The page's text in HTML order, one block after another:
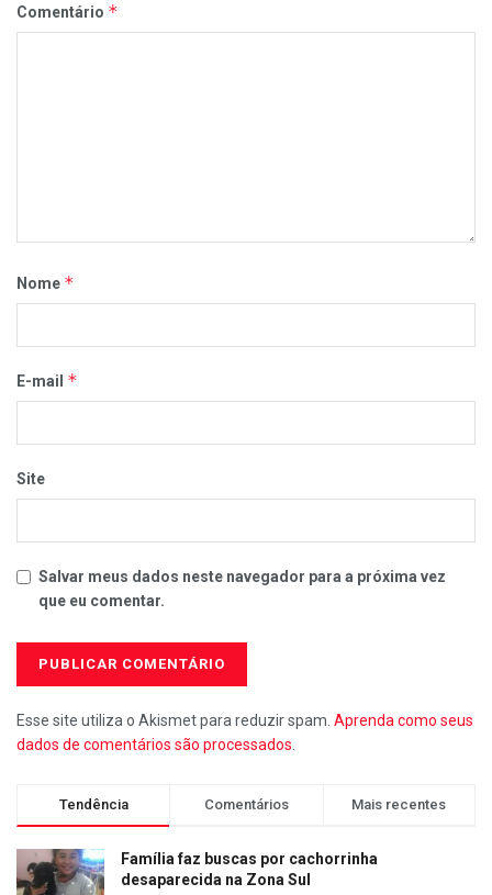
Comentário *
Nome *
E-mail *
Site
Salvar meus dados neste navegador para a próxima vez
que eu comentar.
Esse site utiliza o Akismet para reduzir spam. Aprenda como seus
dados de comentários são processados
Tendência Comentários Mais recentes
Família faz buscas por cachorrinha
desaparecida na Zona Sul